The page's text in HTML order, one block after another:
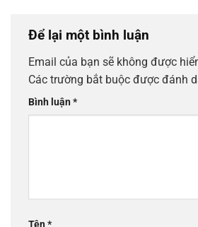
Để lại một bình luận
Email của bạn sẽ không được
Các trường bắt buộc được đánh
Bình luận*
Tên*